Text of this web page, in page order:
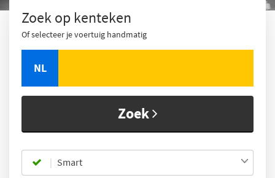
Zoek op kenteken
Of selecteer je voertuig handmatig
NL
Zoek
Smart